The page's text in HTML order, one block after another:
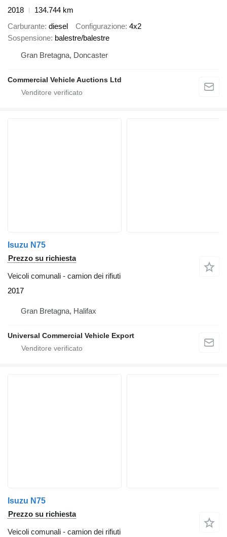
2018
134.744 km
Carburante diesel Configurazione 4x2
Sospensione balestre/balestre
Gran Bretagna, Doncaster
Commercial Vehicle Auctions Ltd
Isuzu N75
Prezzo su richiesta
Veicoli comunali - camion dei rifiuti
2017
Gran Bretagna, Halifax
Universal Commercial Vehicle Export
Isuzu N75
Prezzo su richiesta
Veicoli comunali - camion dei rifiuti